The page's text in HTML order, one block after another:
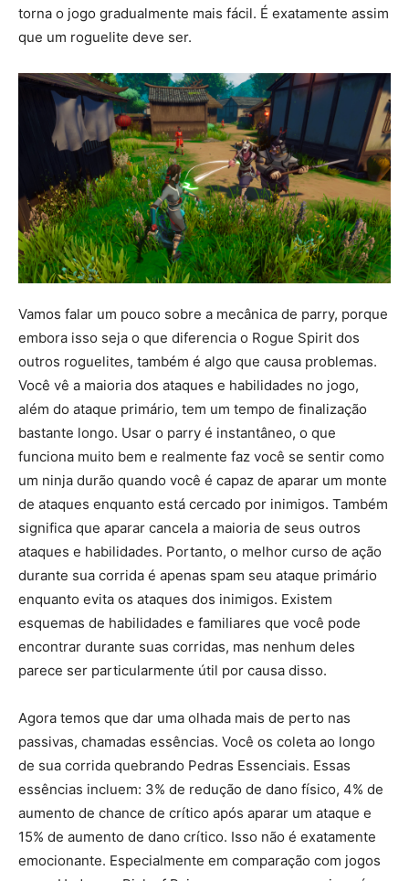
torna o jogo gradualmente mais fácil. É exatamente assim
que um roguelite deve ser.
Vamos falar um pouco sobre a mecânica de parry, porque
embora isso seja o que diferencia o Rogue Spirit dos
outros roguelites, também é algo que causa problemas.
Você vê a maioria dos ataques e habilidades no jogo,
além do ataque primário, tem um tempo de finalização
bastante longo. Usar o parry é instantâneo, o que
funciona muito bem e realmente faz você se sentir como
um ninja durão quando você é capaz de aparar um monte
de ataques enquanto está cercado por inimigos. Também
significa que aparar cancela a maioria de seus outros
ataques e habilidades. Portanto, o melhor curso de ação
durante sua corrida é apenas spam seu ataque primário
enquanto evita os ataques dos inimigos. Existem
esquemas de habilidades e familiares que você pode
encontrar durante suas corridas, mas nenhum deles
parece ser particularmente útil por causa disso.
Agora temos que dar uma olhada mais de perto nas
passivas, chamadas essências. Você os coleta ao longo
de sua corrida quebrando Pedras Essenciais. Essas
essências incluem: 3% de redução de dano físico, 4% de
aumento de chance de crítico após aparar um ataque e
15% de aumento de dano crítico. Isso não é exatamente
emocionante. Especialmente em comparação com jogos